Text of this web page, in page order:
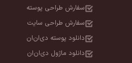
سفارش طراحی پوسته
سفارش طراحی سایت
دانلود پوسته دی‌ان‌ان
دانلود ماژول دی‌ان‌ان